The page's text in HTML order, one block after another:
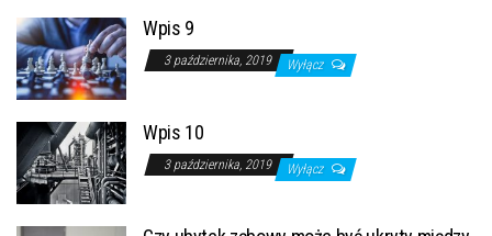
Wpis 9
3 października, 2019 Wyłącz
Wpis 10
3 października, 2019 Wyłącz